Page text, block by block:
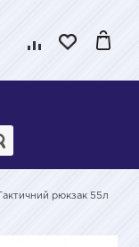
Тактичний рюкзак 55л